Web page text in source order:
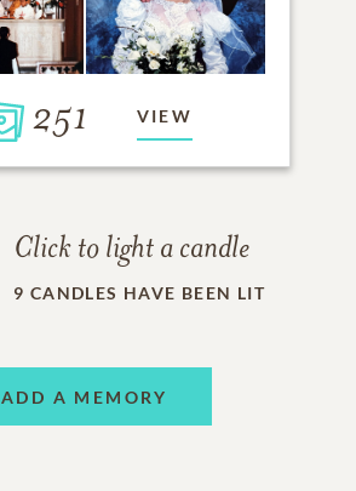
251 VIEW
Click to light a candle
9 CANDLES HAVE BEEN LIT
ADD A MEMORY